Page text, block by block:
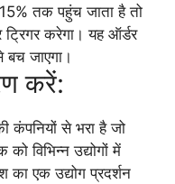
तक पहुंच जाता है तो
करेगा। यह ऑर्डर
बच जाएगा।
करें:
कंपनियों से भरा है जो
विभिन्न उद्योगों में
का एक उद्योग प्रदर्शन